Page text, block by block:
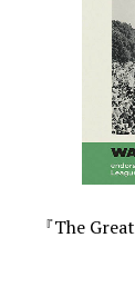
『The